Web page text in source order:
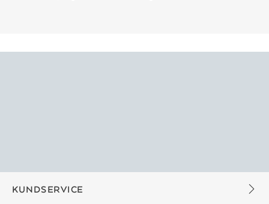
KUNDSERVICE